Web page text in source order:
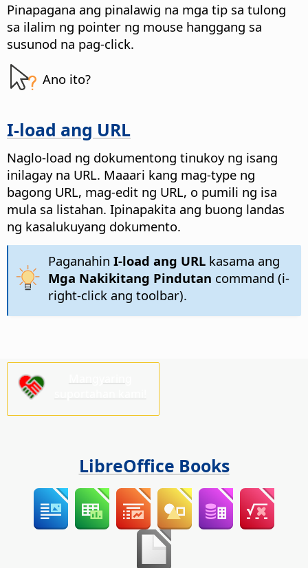
Pinapagana ang pinalawig na mga tip sa tulong
sa ilalim ng pointer ng mouse hanggang sa
susunod na pag-click.
Ano ito?
I-load ang URL
Naglo-load ng dokumentong tinukoy ng isang
inilagay na URL. Maaari kang mag-type ng
bagong URL, mag-edit ng URL, o pumili ng isa
mula sa listahan. Ipinapakita ang buong landas
ng kasalukuyang dokumento.
Paganahin I-load ang URLkasama ang
Mga Nakikitang Pindutan command (i-
right-click ang toolbar).
LibreOffice Books